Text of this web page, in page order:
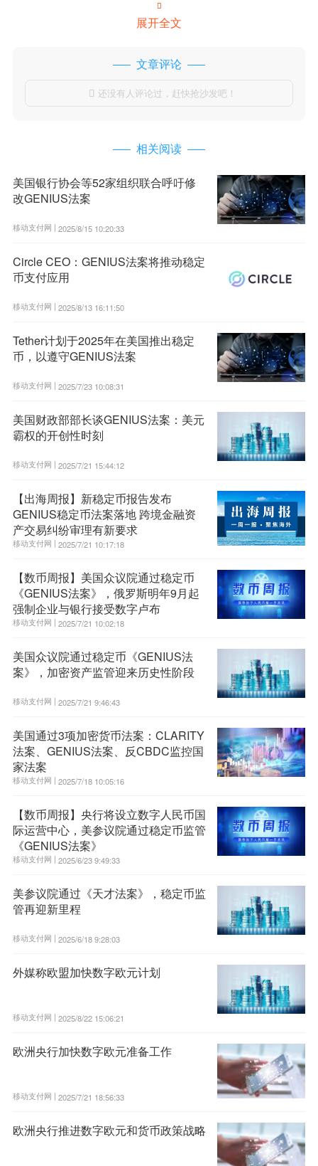

展开全文
文章评论
 还没有人评论过，赶快抢沙发吧！
相关阅读
美国银行协会等52家组织联合呼吁修
改GENIUS法案
移动支付网 | 2025/8/15 10:20:33
Circle CEO：GENIUS法案将推动稳定
币支付应用
移动支付网 | 2025/8/13 16:11:50
Tether计划于2025年在美国推出稳定
币，以遵守GENIUS法案
移动支付网 | 2025/7/23 10:08:31
美国财政部部长谈GENIUS法案：美元
霸权的开创性时刻
移动支付网 | 2025/7/21 15:44:12
【出海周报】新稳定币报告发布
GENIUS稳定币法案落地 跨境金融资
产交易纠纷审理有新要求
移动支付网 | 2025/7/21 10:17:18
【数币周报】美国众议院通过稳定币
《GENIUS法案》，俄罗斯明年9月起
强制企业与银行接受数字卢布
移动支付网 | 2025/7/21 10:02:18
美国众议院通过稳定币《GENIUS法
案》，加密资产监管迎来历史性阶段
移动支付网 | 2025/7/21 9:46:43
美国通过3项加密货币法案：CLARITY
法案、GENIUS法案、反CBDC监控国
家法案
移动支付网 | 2025/7/18 10:05:16
【数币周报】央行将设立数字人民币国
际运营中心，美参议院通过稳定币监管
《GENIUS法案》
移动支付网 | 2025/6/23 9:49:33
美参议院通过《天才法案》，稳定币监
管再迎新里程
移动支付网 | 2025/6/18 9:28:03
外媒称欧盟加快数字欧元计划
移动支付网 | 2025/8/22 15:06:21
欧洲央行加快数字欧元准备工作
移动支付网 | 2025/7/21 18:56:33
欧洲央行推进数字欧元和货币政策战略